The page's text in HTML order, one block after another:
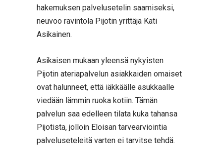
hakemuksen palvelusetelin saamiseksi,
neuvoo ravintola Pijotin yrittäjä Kati
Asikainen.
Asikaisen mukaan yleensä nykyisten
Pijotin ateriapalvelun asiakkaiden omaiset
ovat halunneet, että iäkkäälle asukkaalle
viedään lämmin ruoka kotiin. Tämän
palvelun saa edelleen tilata kuka tahansa
Pijotista, jolloin Eloisan tarvearviointia
palveluseteleitä varten ei tarvitse tehdä.